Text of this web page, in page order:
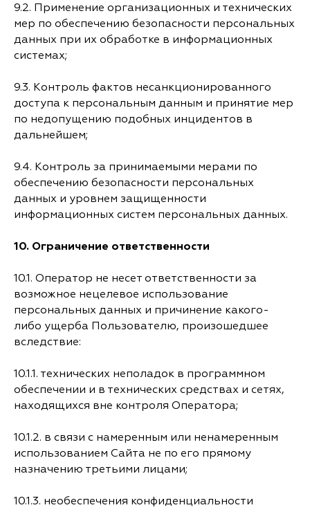
9.2. Применение организационных и технических
мер по обеспечению безопасности персональных
данных при их обработке в информационных
системах;
9.3. Контроль фактов несанкционированного
доступа к персональным данным и принятие мер
по недопущению подобных инцидентов в
дальнейшем;
9.4. Контроль за принимаемыми мерами по
обеспечению безопасности персональных
данных и уровнем защищенности
информационных систем персональных данных.
10. Ограничение ответственности
10.1. Оператор не несет ответственности за
возможное нецелевое использование
персональных данных и причинение какого-
либо ущерба Пользователю, произошедшее
вследствие:
10.1.1. технических неполадок в программном
обеспечении и в технических средствах и сетях,
находящихся вне контроля Оператора;
10.1.2. в связи с намеренным или ненамеренным
использованием Сайта не по его прямому
назначению третьими лицами;
10.1.3. необеспечения конфиденциальности